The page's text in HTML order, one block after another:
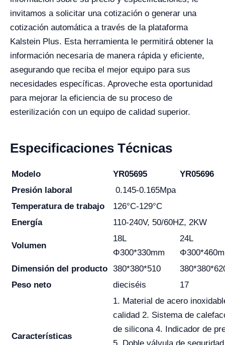
invitamos a solicitar una cotización o generar una
cotización automática a través de la plataforma
Kalstein Plus. Esta herramienta le permitirá obtener la
información necesaria de manera rápida y eficiente,
asegurando que reciba el mejor equipo para sus
necesidades específicas. Aproveche esta oportunidad
para mejorar la eficiencia de su proceso de
esterilización con un equipo de calidad superior.
Especificaciones Técnicas
Modelo YR05695
YR05696
Presión laboral
0.145-0.165Mpa
Temperatura de trabajo
126°C-129°C
Energía
110-240V, 50/60HZ, 2KW
Volumen
18L
Φ300*330mm
24L
Dimensión del producto 380*380*510
Peso neto
dieciséis 17
Características
1. Material de acero
calidad 2. Sistema de
de silicona 4. Indicador de